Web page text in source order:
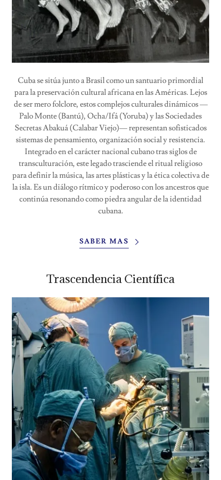
Cuba se sitúa junto a Brasil como un santuario primordial
para la preservación cultural africana en las Américas. Lejos
de ser mero folclore, estos complejos culturales dinámicos —
Palo Monte (Bantú), Ocha/Ifá (Yoruba) y las Sociedades
Secretas Abakuá (Calabar Viejo)— representan sofisticados
sistemas de pensamiento, organización social y resistencia.
Integrado en el carácter nacional cubano tras siglos de
transculturación, este legado trasciende el ritual religioso
para definir la música, las artes plásticas y la ética colectiva de
la isla. Es un diálogo rítmico y poderoso con los ancestros que
continúa resonando como piedra angular de la identidad
cubana.
SABER MAS
Trascendencia Científica